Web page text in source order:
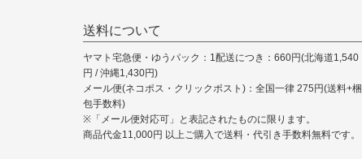
送料について
ヤマト宅急便・ゆうパック：1配送につき：660円(北海道1,540
円 / 沖縄1,430円)
メール便(ネコポス・クリックポスト)：全国一律 275円(送料+梱
包手数料)
※「メール便対応可」と表記されたものに限ります。
商品代金11,000円 以上ご購入で送料・代引き手数料無料です。